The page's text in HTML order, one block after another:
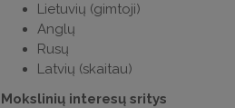
Lietuvių (gimtoji)
Anglų
Rusų
Latvių (skaitau)
Mokslinių interesų sritys